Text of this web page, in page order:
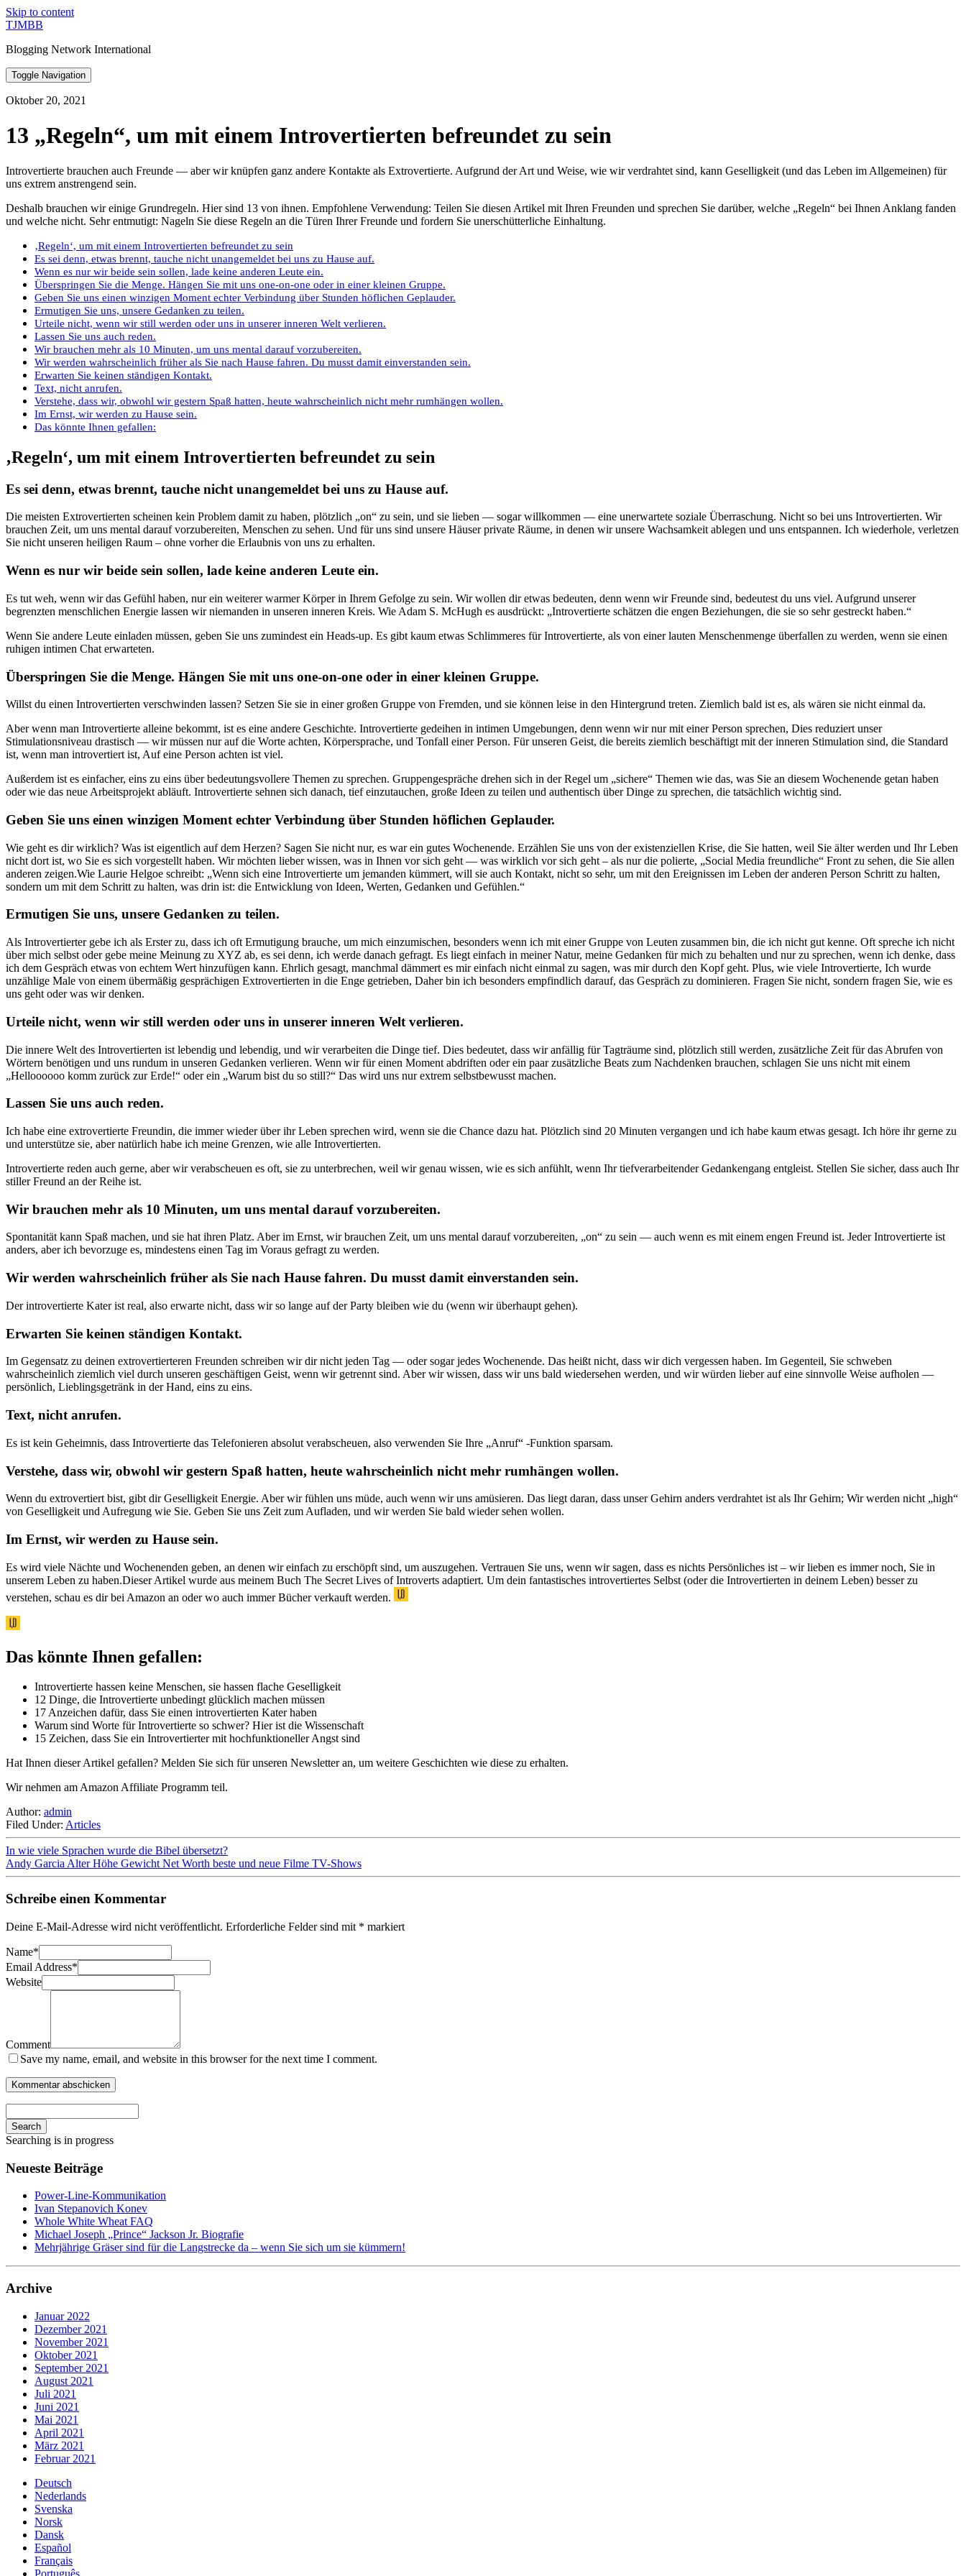
Skip to content
TJMBB
Blogging Network International
Toggle Navigation
Oktober 20, 2021
13 „Regeln“, um mit einem Introvertierten befreundet zu sein
Introvertierte brauchen auch Freunde — aber wir knüpfen ganz andere Kontakte als Extrovertierte. Aufgrund der Art und Weise, wie wir verdrahtet sind, kann Geselligkeit (und das Leben im Allgemeinen) für
uns extrem anstrengend sein.
Deshalb brauchen wir einige Grundregeln. Hier sind 13 von ihnen. Empfohlene Verwendung: Teilen Sie diesen Artikel mit Ihren Freunden und sprechen Sie darüber, welche „Regeln“ bei Ihnen Anklang fanden
und welche nicht. Sehr entmutigt: Nageln Sie diese Regeln an die Türen Ihrer Freunde und fordern Sie unerschütterliche Einhaltung.
‚Regeln‘, um mit einem Introvertierten befreundet zu sein
Es sei denn, etwas brennt, tauche nicht unangemeldet bei uns zu Hause auf.
Wenn es nur wir beide sein sollen, lade keine anderen Leute ein.
Überspringen Sie die Menge. Hängen Sie mit uns one-on-one oder in einer kleinen Gruppe.
Geben Sie uns einen winzigen Moment echter Verbindung über Stunden höflichen Geplauder.
Ermutigen Sie uns, unsere Gedanken zu teilen.
Urteile nicht, wenn wir still werden oder uns in unserer inneren Welt verlieren.
Lassen Sie uns auch reden.
Wir brauchen mehr als 10 Minuten, um uns mental darauf vorzubereiten.
Wir werden wahrscheinlich früher als Sie nach Hause fahren. Du musst damit einverstanden sein.
Erwarten Sie keinen ständigen Kontakt.
Text, nicht anrufen.
Verstehe, dass wir, obwohl wir gestern Spaß hatten, heute wahrscheinlich nicht mehr rumhängen wollen.
Im Ernst, wir werden zu Hause sein.
Das könnte Ihnen gefallen:
‚Regeln‘, um mit einem Introvertierten befreundet zu sein
Es sei denn, etwas brennt, tauche nicht unangemeldet bei uns zu Hause auf.
Die meisten Extrovertierten scheinen kein Problem damit zu haben, plötzlich „on“ zu sein, und sie lieben — sogar willkommen — eine unerwartete soziale Überraschung. Nicht so bei uns Introvertierten. Wir
brauchen Zeit, um uns mental darauf vorzubereiten, Menschen zu sehen. Und für uns sind unsere Häuser private Räume, in denen wir unsere Wachsamkeit ablegen und uns entspannen. Ich wiederhole, verletzen
Sie nicht unseren heiligen Raum – ohne vorher die Erlaubnis von uns zu erhalten.
Wenn es nur wir beide sein sollen, lade keine anderen Leute ein.
Es tut weh, wenn wir das Gefühl haben, nur ein weiterer warmer Körper in Ihrem Gefolge zu sein. Wir wollen dir etwas bedeuten, denn wenn wir Freunde sind, bedeutest du uns viel. Aufgrund unserer
begrenzten menschlichen Energie lassen wir niemanden in unseren inneren Kreis. Wie Adam S. McHugh es ausdrückt: „Introvertierte schätzen die engen Beziehungen, die sie so sehr gestreckt haben.“
Wenn Sie andere Leute einladen müssen, geben Sie uns zumindest ein Heads-up. Es gibt kaum etwas Schlimmeres für Introvertierte, als von einer lauten Menschenmenge überfallen zu werden, wenn sie einen
ruhigen intimen Chat erwarteten.
Überspringen Sie die Menge. Hängen Sie mit uns one-on-one oder in einer kleinen Gruppe.
Willst du einen Introvertierten verschwinden lassen? Setzen Sie sie in einer großen Gruppe von Fremden, und sie können leise in den Hintergrund treten. Ziemlich bald ist es, als wären sie nicht einmal da.
Aber wenn man Introvertierte alleine bekommt, ist es eine andere Geschichte. Introvertierte gedeihen in intimen Umgebungen, denn wenn wir nur mit einer Person sprechen, Dies reduziert unser
Stimulationsniveau drastisch — wir müssen nur auf die Worte achten, Körpersprache, und Tonfall einer Person. Für unseren Geist, die bereits ziemlich beschäftigt mit der inneren Stimulation sind, die Standard
ist, wenn man introvertiert ist, Auf eine Person achten ist viel.
Außerdem ist es einfacher, eins zu eins über bedeutungsvollere Themen zu sprechen. Gruppengespräche drehen sich in der Regel um „sichere“ Themen wie das, was Sie an diesem Wochenende getan haben
oder wie das neue Arbeitsprojekt abläuft. Introvertierte sehnen sich danach, tief einzutauchen, große Ideen zu teilen und authentisch über Dinge zu sprechen, die tatsächlich wichtig sind.
Geben Sie uns einen winzigen Moment echter Verbindung über Stunden höflichen Geplauder.
Wie geht es dir wirklich? Was ist eigentlich auf dem Herzen? Sagen Sie nicht nur, es war ein gutes Wochenende. Erzählen Sie uns von der existenziellen Krise, die Sie hatten, weil Sie älter werden und Ihr Leben
nicht dort ist, wo Sie es sich vorgestellt haben. Wir möchten lieber wissen, was in Ihnen vor sich geht — was wirklich vor sich geht – als nur die polierte, „Social Media freundliche“ Front zu sehen, die Sie allen
anderen zeigen.Wie Laurie Helgoe schreibt: „Wenn sich eine Introvertierte um jemanden kümmert, will sie auch Kontakt, nicht so sehr, um mit den Ereignissen im Leben der anderen Person Schritt zu halten,
sondern um mit dem Schritt zu halten, was drin ist: die Entwicklung von Ideen, Werten, Gedanken und Gefühlen.“
Ermutigen Sie uns, unsere Gedanken zu teilen.
Als Introvertierter gebe ich als Erster zu, dass ich oft Ermutigung brauche, um mich einzumischen, besonders wenn ich mit einer Gruppe von Leuten zusammen bin, die ich nicht gut kenne. Oft spreche ich nicht
über mich selbst oder gebe meine Meinung zu XYZ ab, es sei denn, ich werde danach gefragt. Es liegt einfach in meiner Natur, meine Gedanken für mich zu behalten und nur zu sprechen, wenn ich denke, dass
ich dem Gespräch etwas von echtem Wert hinzufügen kann. Ehrlich gesagt, manchmal dämmert es mir einfach nicht einmal zu sagen, was mir durch den Kopf geht. Plus, wie viele Introvertierte, Ich wurde
unzählige Male von einem übermäßig gesprächigen Extrovertierten in die Enge getrieben, Daher bin ich besonders empfindlich darauf, das Gespräch zu dominieren. Fragen Sie nicht, sondern fragen Sie, wie es
uns geht oder was wir denken.
Urteile nicht, wenn wir still werden oder uns in unserer inneren Welt verlieren.
Die innere Welt des Introvertierten ist lebendig und lebendig, und wir verarbeiten die Dinge tief. Dies bedeutet, dass wir anfällig für Tagträume sind, plötzlich still werden, zusätzliche Zeit für das Abrufen von
Wörtern benötigen und uns rundum in unseren Gedanken verlieren. Wenn wir für einen Moment abdriften oder ein paar zusätzliche Beats zum Nachdenken brauchen, schlagen Sie uns nicht mit einem
„Helloooooo komm zurück zur Erde!“ oder ein „Warum bist du so still?“ Das wird uns nur extrem selbstbewusst machen.
Lassen Sie uns auch reden.
Ich habe eine extrovertierte Freundin, die immer wieder über ihr Leben sprechen wird, wenn sie die Chance dazu hat. Plötzlich sind 20 Minuten vergangen und ich habe kaum etwas gesagt. Ich höre ihr gerne zu
und unterstütze sie, aber natürlich habe ich meine Grenzen, wie alle Introvertierten.
Introvertierte reden auch gerne, aber wir verabscheuen es oft, sie zu unterbrechen, weil wir genau wissen, wie es sich anfühlt, wenn Ihr tiefverarbeitender Gedankengang entgleist. Stellen Sie sicher, dass auch Ihr
stiller Freund an der Reihe ist.
Wir brauchen mehr als 10 Minuten, um uns mental darauf vorzubereiten.
Spontanität kann Spaß machen, und sie hat ihren Platz. Aber im Ernst, wir brauchen Zeit, um uns mental darauf vorzubereiten, „on“ zu sein — auch wenn es mit einem engen Freund ist. Jeder Introvertierte ist
anders, aber ich bevorzuge es, mindestens einen Tag im Voraus gefragt zu werden.
Wir werden wahrscheinlich früher als Sie nach Hause fahren. Du musst damit einverstanden sein.
Der introvertierte Kater ist real, also erwarte nicht, dass wir so lange auf der Party bleiben wie du (wenn wir überhaupt gehen).
Erwarten Sie keinen ständigen Kontakt.
Im Gegensatz zu deinen extrovertierteren Freunden schreiben wir dir nicht jeden Tag — oder sogar jedes Wochenende. Das heißt nicht, dass wir dich vergessen haben. Im Gegenteil, Sie schweben
wahrscheinlich ziemlich viel durch unseren geschäftigen Geist, wenn wir getrennt sind. Aber wir wissen, dass wir uns bald wiedersehen werden, und wir würden lieber auf eine sinnvolle Weise aufholen —
persönlich, Lieblingsgetränk in der Hand, eins zu eins.
Text, nicht anrufen.
Es ist kein Geheimnis, dass Introvertierte das Telefonieren absolut verabscheuen, also verwenden Sie Ihre „Anruf“ -Funktion sparsam.
Verstehe, dass wir, obwohl wir gestern Spaß hatten, heute wahrscheinlich nicht mehr rumhängen wollen.
Wenn du extrovertiert bist, gibt dir Geselligkeit Energie. Aber wir fühlen uns müde, auch wenn wir uns amüsieren. Das liegt daran, dass unser Gehirn anders verdrahtet ist als Ihr Gehirn; Wir werden nicht „high“
von Geselligkeit und Aufregung wie Sie. Geben Sie uns Zeit zum Aufladen, und wir werden Sie bald wieder sehen wollen.
Im Ernst, wir werden zu Hause sein.
Es wird viele Nächte und Wochenenden geben, an denen wir einfach zu erschöpft sind, um auszugehen. Vertrauen Sie uns, wenn wir sagen, dass es nichts Persönliches ist – wir lieben es immer noch, Sie in
unserem Leben zu haben.Dieser Artikel wurde aus meinem Buch The Secret Lives of Introverts adaptiert. Um dein fantastisches introvertiertes Selbst (oder die Introvertierten in deinem Leben) besser zu
verstehen, schau es dir bei Amazon an oder wo auch immer Bücher verkauft werden.
Das könnte Ihnen gefallen:
Introvertierte hassen keine Menschen, sie hassen flache Geselligkeit
12 Dinge, die Introvertierte unbedingt glücklich machen müssen
17 Anzeichen dafür, dass Sie einen introvertierten Kater haben
Warum sind Worte für Introvertierte so schwer? Hier ist die Wissenschaft
15 Zeichen, dass Sie ein Introvertierter mit hochfunktioneller Angst sind
Hat Ihnen dieser Artikel gefallen? Melden Sie sich für unseren Newsletter an, um weitere Geschichten wie diese zu erhalten.
Wir nehmen am Amazon Affiliate Programm teil.
Author: admin
Filed Under: Articles
In wie viele Sprachen wurde die Bibel übersetzt?
Andy Garcia Alter Höhe Gewicht Net Worth beste und neue Filme TV-Shows
Schreibe einen Kommentar
Deine E-Mail-Adresse wird nicht veröffentlicht. Erforderliche Felder sind mit * markiert
Name*
Email Address*
Website
Comment
Save my name, email, and website in this browser for the next time I comment.
Search
Searching is in progress
Neueste Beiträge
Power-Line-Kommunikation
Ivan Stepanovich Konev
Whole White Wheat FAQ
Michael Joseph „Prince“ Jackson Jr. Biografie
Mehrjährige Gräser sind für die Langstrecke da – wenn Sie sich um sie kümmern!
Archive
Januar 2022
Dezember 2021
November 2021
Oktober 2021
September 2021
August 2021
Juli 2021
Juni 2021
Mai 2021
April 2021
März 2021
Februar 2021
Deutsch
Nederlands
Svenska
Norsk
Dansk
Español
Français
Português